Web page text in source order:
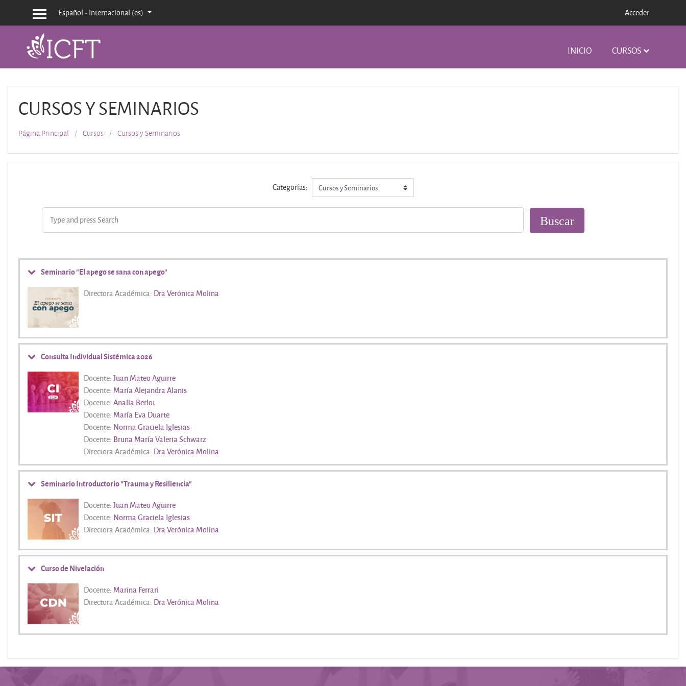
Panel lateralEspañol - Internacional ‎(es)‎ Acceder
INICIO CURSOS
CURSOS Y SEMINARIOS
Página Principal Cursos Cursos y Seminarios
Categorías:
Seminario "El apego se sana con apego"
Directora Académica: Dra Verónica Molina
Consulta Individual Sistémica 2026
Docente: Juan Mateo Aguirre
Docente: María Alejandra Alanis
Docente: Analía Berlot
Docente: María Eva Duarte
Docente: Norma Graciela Iglesias
Docente: Bruna María Valeria Schwarz
Directora Académica: Dra Verónica Molina
Seminario Introductorio "Trauma y Resiliencia"
Docente: Juan Mateo Aguirre
Docente: Norma Graciela Iglesias
Directora Académica: Dra Verónica Molina
Curso de Nivelación
Docente: Marina Ferrari
Directora Académica: Dra Verónica Molina